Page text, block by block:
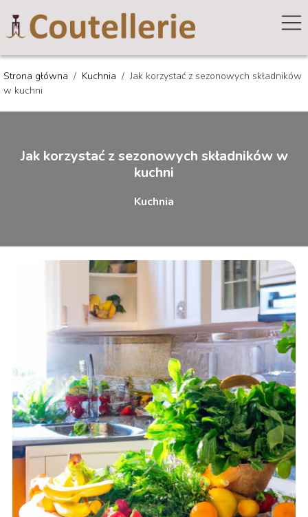
Strona główna / Kuchnia /Jak korzystać z sezonowych składników
w kuchni
Jak korzystać z sezonowych składników w
kuchni
Kuchnia